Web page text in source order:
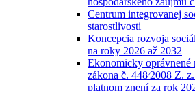
Centrum integrovanej
starostlivosti
Koncepcia rozvoja
na roky 2026 až 2032
Ekonomicky oprávnené
zákona č. 448⁄2008 Z.
platnom znení za rok